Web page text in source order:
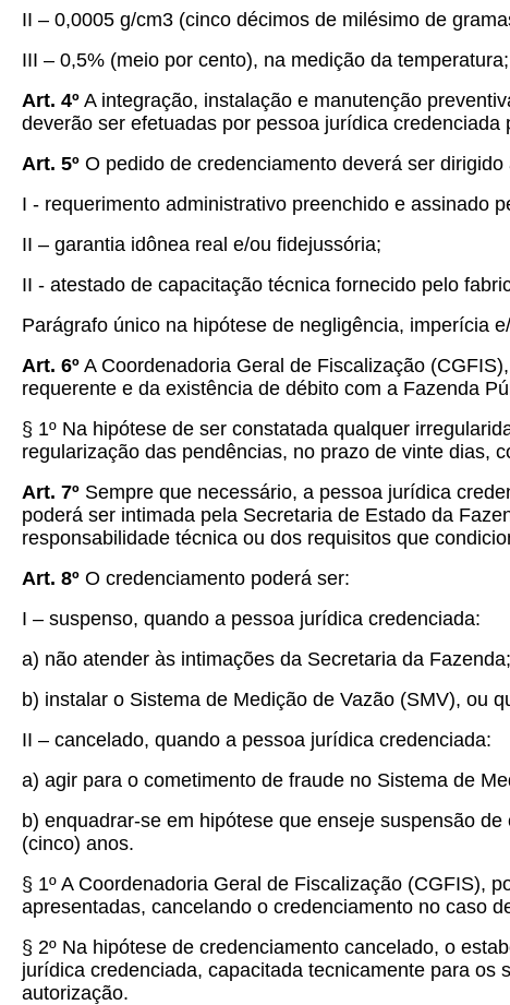
II – 0,0005 g/cm3 (cinco décimos de milésimo de
III – 0,5% (meio por cento), na medição da temperatura;
Art. 4º A integração, instalação e manutenção
deverão ser efetuadas por pessoa jurídica
Art. 5º O pedido de credenciamento deverá ser
I - requerimento administrativo preenchido e assinado
II – garantia idônea real e/ou fidejussória;
II - atestado de capacitação técnica fornecido pelo
Parágrafo único na hipótese de negligência, imperícia
Art. 6º A Coordenadoria Geral de Fiscalização
requerente e da existência de débito com a Fazenda
§ 1º Na hipótese de ser constatada qualquer
regularização das pendências, no prazo de vinte dias,
Art. 7º Sempre que necessário, a pessoa jurídica
poderá ser intimada pela Secretaria de Estado da
responsabilidade técnica ou dos requisitos que
Art. 8º O credenciamento poderá ser:
I – suspenso, quando a pessoa jurídica credenciada:
a) não atender às intimações da Secretaria da Fazenda;
b) instalar o Sistema de Medição de Vazão (SMV), ou
II – cancelado, quando a pessoa jurídica credenciada:
a) agir para o cometimento de fraude no Sistema de
b) enquadrar-se em hipótese que enseje suspensão
(cinco) anos.
§ 1º A Coordenadoria Geral de Fiscalização (CGFIS),
apresentadas, cancelando o credenciamento no caso
§ 2º Na hipótese de credenciamento cancelado, o
jurídica credenciada, capacitada tecnicamente para
autorização.